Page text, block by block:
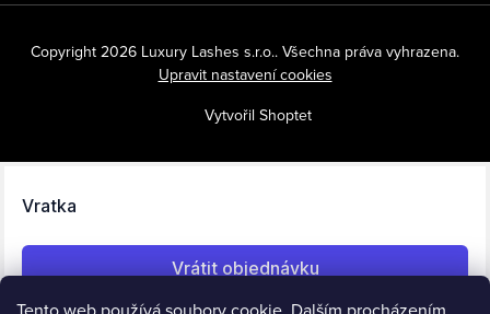
Vytvořil Shoptet
Copyright 2026 Luxury Lashes s.r.o.. Všechna práva vyhrazena.
Upravit nastavení cookies